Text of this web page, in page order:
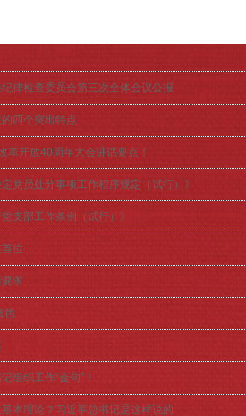
律检查委员会第三次全体会议公报
四个突出特点
革开放40周年大会讲话要点！
党员处分事项工作程序规定（试行）》
支部工作条例（试行）》
位
求
笆
组织工作“金句”！
本理论？习近平总书记是这样说的